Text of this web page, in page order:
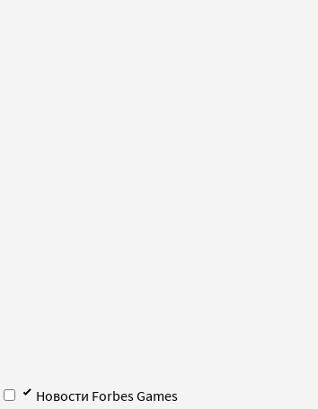
Новости Forbes Games